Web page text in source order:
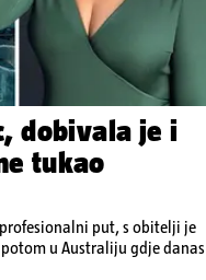
dobivala je i
tukao
put, s obitelji je
u Australiju gdje danas